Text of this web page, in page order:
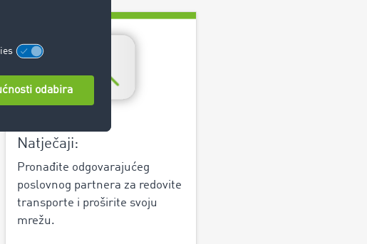
Natječaji:
Pronađite odgovarajućeg
poslovnog partnera za redovite
transporte i proširite svoju
mrežu.